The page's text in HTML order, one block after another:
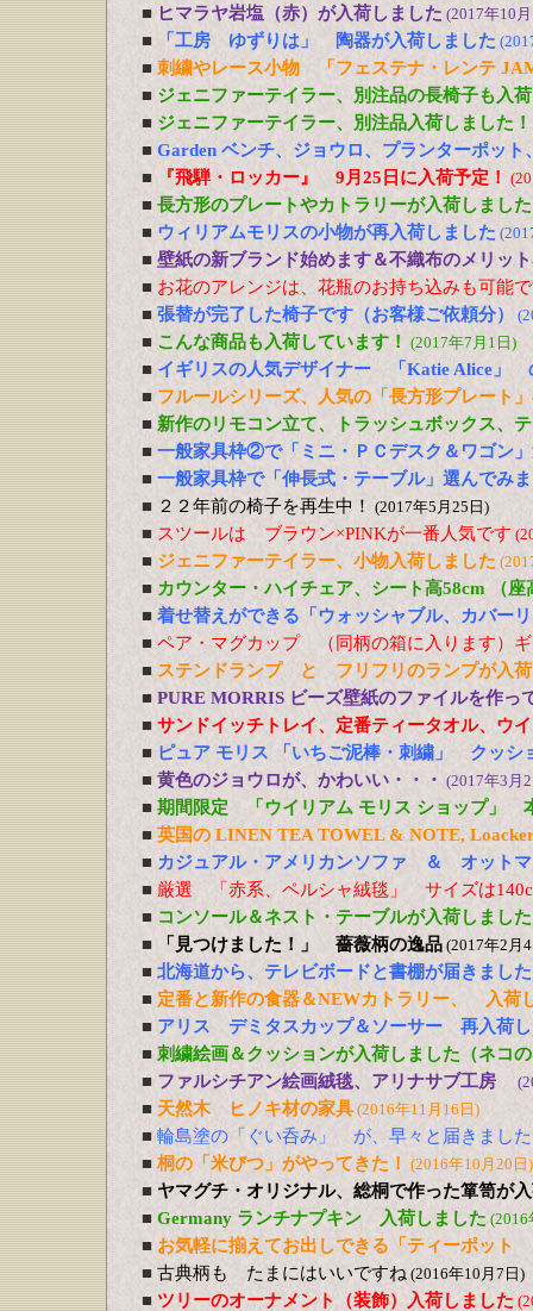
■ ヒマラヤ岩塩（赤）が入荷しました (2017年10
■ 「工房 ゆずりは」 陶器が入荷しました
■ 刺繍やレース小物 「フェステナ・レンテ
■ ジェニファーテイラー、別注品の長椅子も入
■ ジェニファーテイラー、別注品入荷しました！
■ Garden ベンチ、ジョウロ、プランターポット
■
『飛騨・ロッカー』 9月25日に入荷予定！
■ 長方形のプレートやカトラリーが入荷しました
■ ウィリアムモリスの小物が再入荷しました
■ 壁紙の新ブランド始めます＆不織布のメリッ
■ お花のアレンジは、花瓶のお持ち込みも可能
■ 張替が完了した椅子です（お客様ご依頼分）
■ こんな商品も入荷しています！ (2017年7月1日)
■ イギリスの人気デザイナー 「Katie Alice」
■ フルールシリーズ、人気の「長方形プレート
■ 新作のリモコン立て、トラッシュボックス、
■ 一般家具枠②で「ミニ・ＰＣデスク＆ワゴン
■ 一般家具枠で「伸長式・テーブル」選んでみ
■ ２２年前の椅子を再生中！ (2017年5月25日)
■ スツールは ブラウン×PINKが一番人気です
■ ジェニファーテイラー、小物入荷しました
■ カウンター・ハイチェア、シート高58cm （座
■ 着せ替えができる「ウォッシャブル、カバー
■ ペア・マグカップ （同柄の箱に入ります）
■ ステンドランプ と フリフリのランプが入荷
■ PURE MORRIS ビーズ壁紙のファイルを作っ
■ サンドイッチトレイ、定番ティータオル、ウ
■ ピュア モリス 「いちご泥棒・刺繍」 クッシ
■ 黄色のジョウロが、かわいい・・・ (2017年3月
■ 期間限定 「ウイリアム モリス ショップ」
■ 英国の LINEN TEA TOWEL & NOTE,
■ カジュアル・アメリカンソファ ＆ オット
■ 厳選 「赤系、ペルシャ絨毯」 サイズは
■ コンソール＆ネスト・テーブルが入荷しました
■ 「見つけました！」 薔薇柄の逸品 (2017年2月
■ 北海道から、テレビボードと書棚が届きました
■ 定番と新作の食器＆NEWカトラリー、 入荷
■ アリス デミタスカップ＆ソーサー 再入荷し
■ 刺繍絵画＆クッションが入荷しました（ネコ
■ ファルシチアン絵画絨毯、アリナサブ工房
■ 天然木 ヒノキ材の家具 (2016年11月16日)
■ 輪島塗の「ぐい呑み」 が、早々と届きました
■ 桐の「米びつ」がやってきた！ (2016年10月20日)
■ ヤマグチ・オリジナル、総桐で作った箪笥が
■ Germany ランチナプキン 入荷しました (2016
■ お気軽に揃えてお出しできる「ティーポッ
■ 古典柄も たまにはいいですね (2016年10月7日)
■ ツリーのオーナメント（装飾）入荷しました